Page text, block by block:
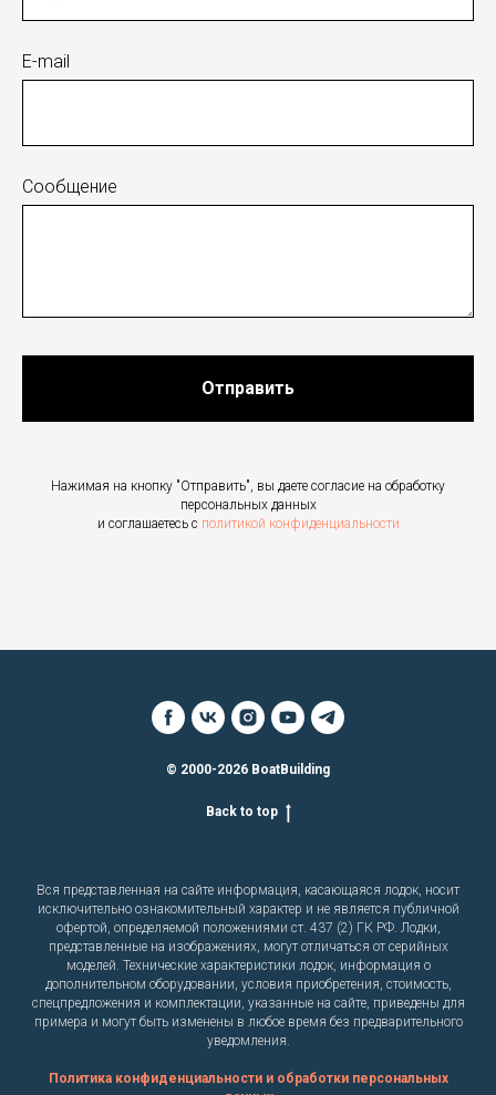
E-mail
Сообщение
Отправить
Нажимая на кнопку "Отправить", вы даете согласие на обработку
персональных данных
и соглашаетесь c политикой конфиденциальности
© 2000-2026 BoatBuilding
Back to top
Вся представленная на сайте информация, касающаяся лодок, носит
исключительно ознакомительный характер и не является публичной
офертой, определяемой положениями ст. 437 (2) ГК РФ. Лодки,
представленные на изображениях, могут отличаться от серийных
моделей. Технические характеристики лодок, информация о
дополнительном оборудовании, условия приобретения, стоимость,
спецпредложения и комплектации, указанные на сайте, приведены для
примера и могут быть изменены в любое время без предварительного
уведомления.
Политика конфиденциальности и обработки персональных